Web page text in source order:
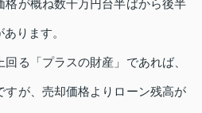
格が概ね数千万円台半ばから後半
ります。
る「プラスの財産」であれば、
すが、売却価格よりローン残高が